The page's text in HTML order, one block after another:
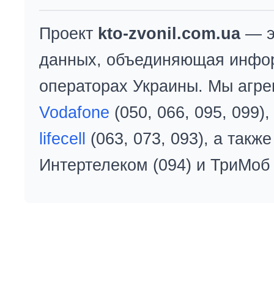
Проект kto-zvonil.com.ua—
данных, объединяющая
операторах Украины. Мы
Vodafone (050, 066, 095, 099),
lifecell
(063, 073, 093), а
Интертелеком (094) и ТриМоб